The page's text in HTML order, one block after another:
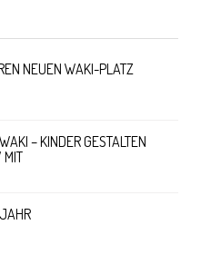
NEUEN WAKI-PLATZ
– KINDER GESTALTEN
MIT